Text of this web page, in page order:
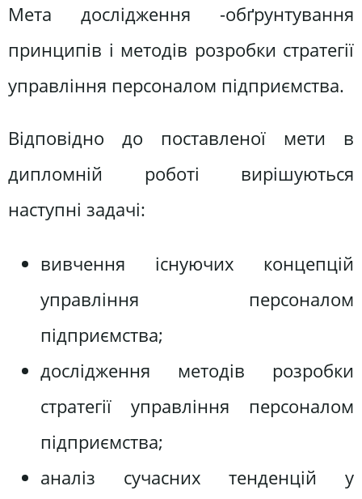
Мета дослідження -обґрунтування
принципів і методів розробки стратегії
управління персоналом підприємства.
Відповідно до поставленої мети в
дипломній роботі вирішуються
наступні задачі:
вивчення існуючих концепцій
управління персоналом
підприємства;
дослідження методів розробки
стратегії управління персоналом
підприємства;
аналіз сучасних тенденцій у